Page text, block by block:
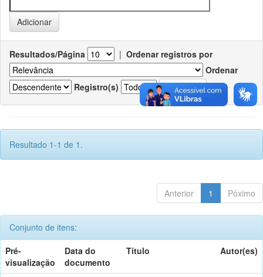
Resultados/Página | Ordenar registros por
Ordenar
Registro(s)
Resultado 1-1 de 1.
Anterior 1 Póximo
Conjunto de itens:
Pré-
visualização
Data do
documento
Título Autor(es)